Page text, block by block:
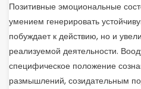
Позитивные эмоциональные
умением генерировать
побуждает к действию, но и
реализуемой деятельности.
специфическое положение
размышлений, созидательным